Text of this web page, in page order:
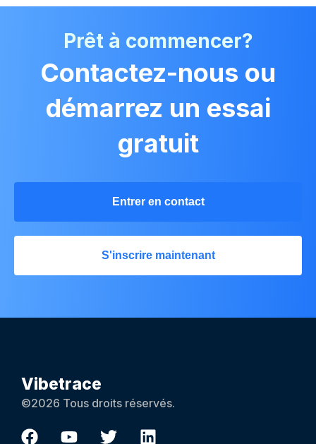
Prêt à commencer?
Contactez-nous ou
démarrez un essai
gratuit
Entrer en contact
S'inscrire maintenant
Vibetrace
©2026 Tous droits réservés.